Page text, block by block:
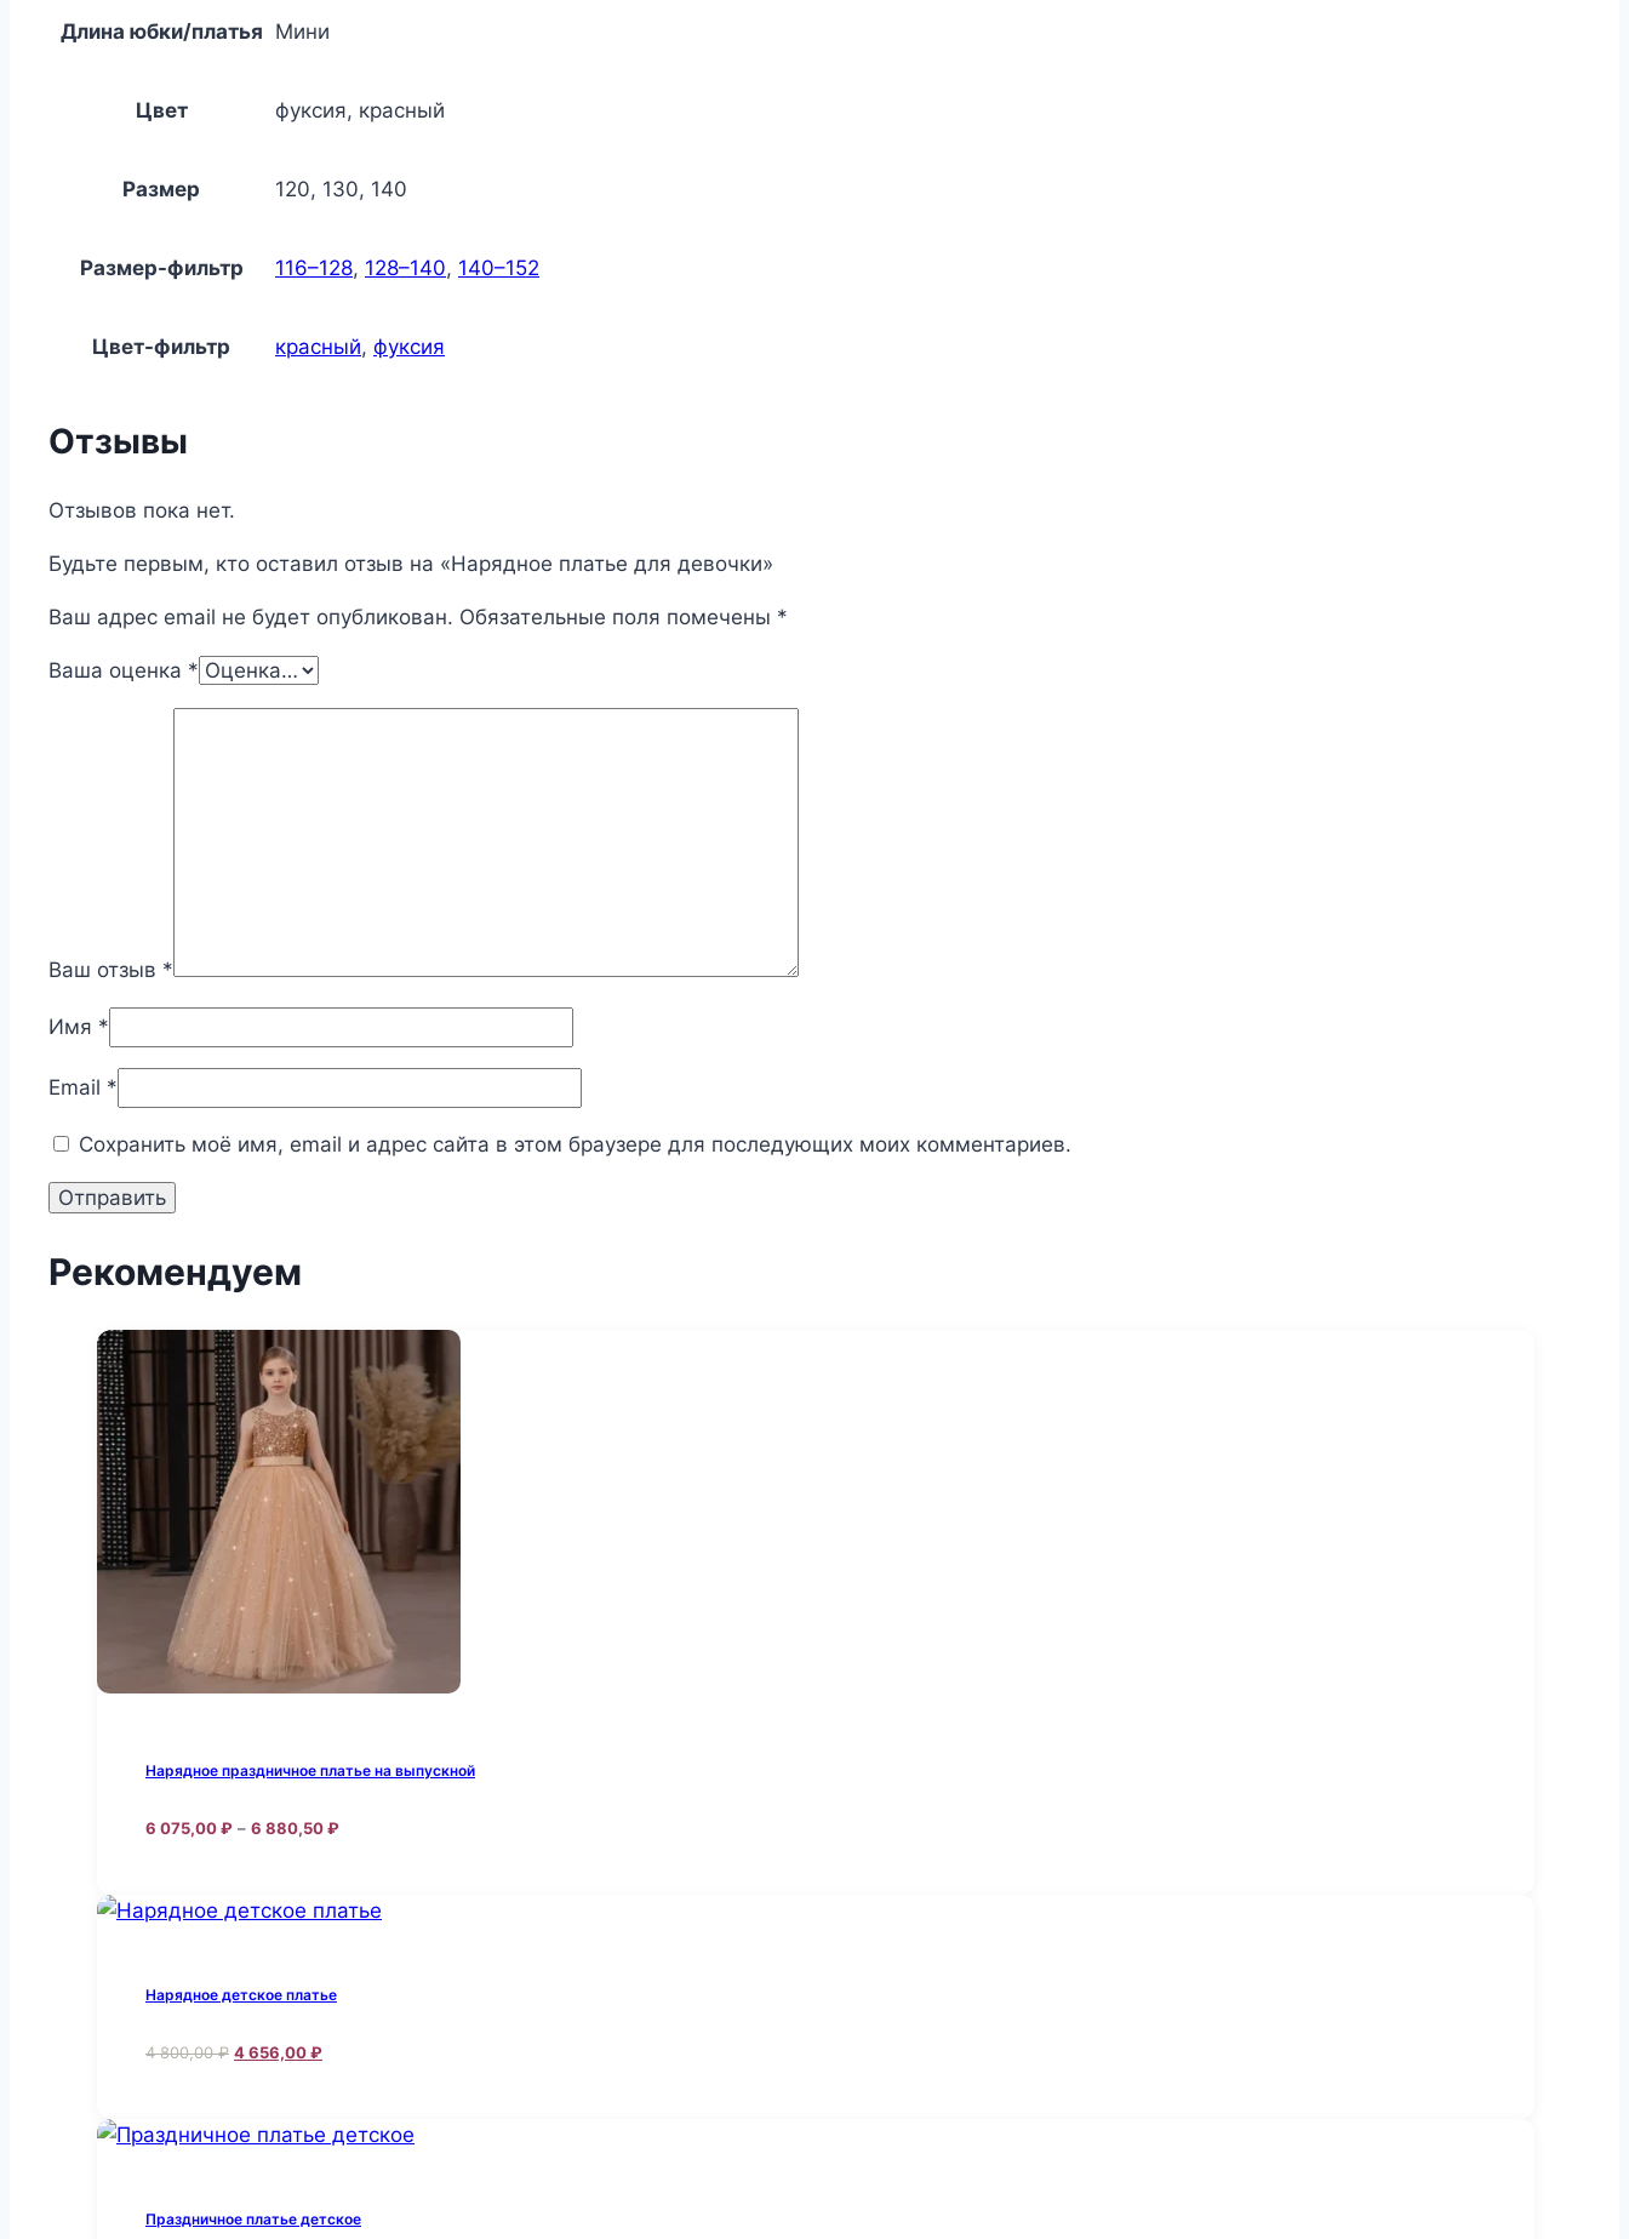
Длина юбки/платья Мини
Цвет фуксия, красный
Размер 120, 130, 140
Размер-фильтр 116–128, 128–140, 140–152
Цвет-фильтр красный, фуксия
Отзывы
Отзывов пока нет.
Будьте первым, кто оставил отзыв на «Нарядное платье для девочки»
Ваш адрес email не будет опубликован. Обязательные поля помечены *
Ваша оценка *
Ваш отзыв *
Имя *
Email *
Сохранить моё имя, email и адрес сайта в этом браузере для последующих моих комментариев.
Рекомендуем
Нарядное праздничное платье на выпускной
6 075,00₽ – 6 880,50₽Диапазон
–
имеет
вариаций.
можно
странице
Нарядное детское платье
4 800,00₽ Первоначальная
800,00 ₽.
4 656,00₽Текущая
имеет
вариаций.
Праздничное платье детское